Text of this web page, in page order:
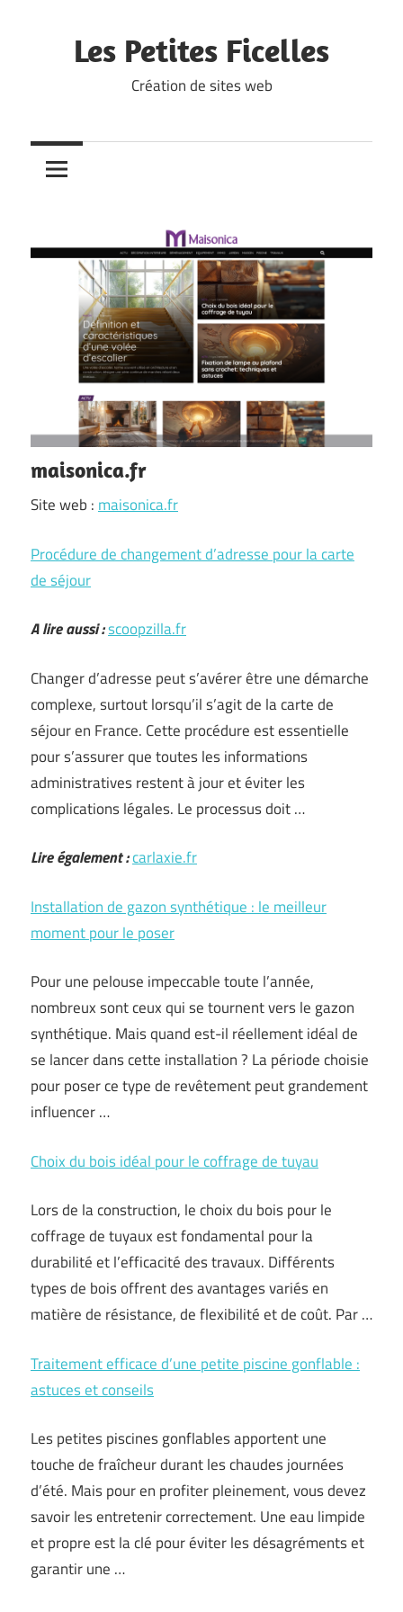
contentLes Petites Ficelles
Création de sites web
maisonica.fr
Site web : maisonica.fr
Procédure de changement d’adresse pour la carte
de séjour
A lire aussi :scoopzilla.fr
Changer d’adresse peut s’avérer être une démarche
complexe, surtout lorsqu’il s’agit de la carte de
séjour en France. Cette procédure est essentielle
pour s’assurer que toutes les informations
administratives restent à jour et éviter les
complications légales. Le processus doit …
Lire également :carlaxie.fr
Installation de gazon synthétique : le meilleur
moment pour le poser
Pour une pelouse impeccable toute l’année,
nombreux sont ceux qui se tournent vers le gazon
synthétique. Mais quand est-il réellement idéal de
se lancer dans cette installation ? La période choisie
pour poser ce type de revêtement peut grandement
influencer …
Choix du bois idéal pour le coffrage de tuyau
Lors de la construction, le choix du bois pour le
coffrage de tuyaux est fondamental pour la
durabilité et l’efficacité des travaux. Différents
types de bois offrent des avantages variés en
matière de résistance, de flexibilité et de coût. Par …
Traitement efficace d’une petite piscine gonflable :
astuces et conseils
Les petites piscines gonflables apportent une
touche de fraîcheur durant les chaudes journées
d’été. Mais pour en profiter pleinement, vous devez
savoir les entretenir correctement. Une eau limpide
et propre est la clé pour éviter les désagréments et
garantir une …